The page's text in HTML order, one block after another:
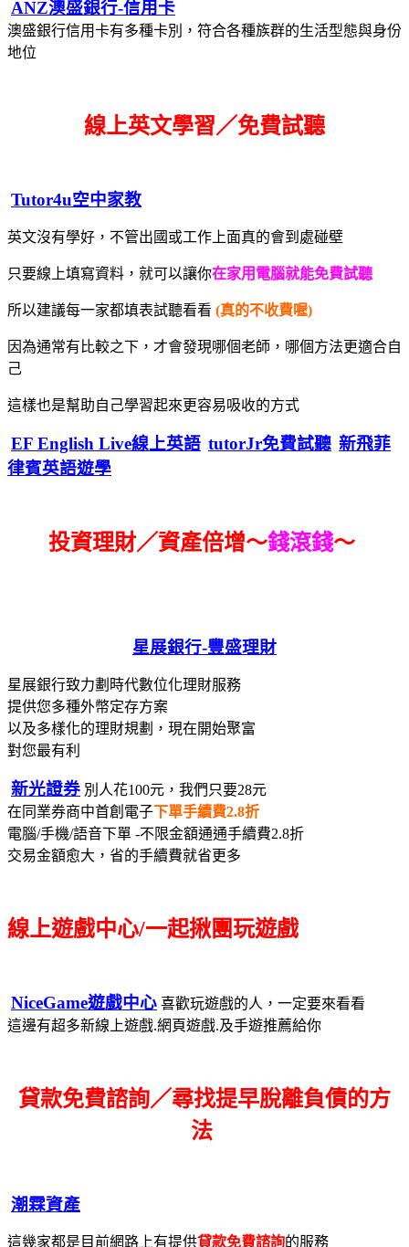
ANZ澳盛銀行-信用卡
澳盛銀行信用卡有多種卡別，符合各種族群的生活型態與身份
地位
線上英文學習／免費試聽
Tutor4u空中家教
英文沒有學好，不管出國或工作上面真的會到處碰壁
只要線上填寫資料，就可以讓你在家用電腦就能免費試聽
所以建議每一家都填表試聽看看 (真的不收費喔)
因為通常有比較之下，才會發現哪個老師，哪個方法更適合自
己
這樣也是幫助自己學習起來更容易吸收的方式
EF English Live線上英語 tutorJr免費試聽 新飛菲
律賓英語遊學
投資理財／資產倍增～錢滾錢～
星展銀行-豐盛理財
星展銀行致力劃時代數位化理財服務
提供您多種外幣定存方案
以及多樣化的理財規劃，現在開始聚富
對您最有利
新光證券 別人花100元，我們只要28元
在同業券商中首創電子下單手續費2.8折
電腦/手機/語音下單 -不限金額通通手續費2.8折
交易金額愈大，省的手續費就省更多
線上遊戲中心/一起揪團玩遊戲
NiceGame遊戲中心 喜歡玩遊戲的人，一定要來看看
這邊有超多新線上遊戲.網頁遊戲.及手遊推薦給你
貸款免費諮詢／尋找提早脫離負債的方
法
潮霖資產
這幾家都是目前網路上有提供貸款免費諮詢的服務